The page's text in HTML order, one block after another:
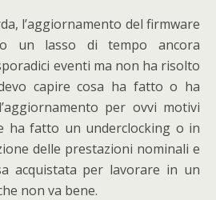
l’aggiornamento del firmware
un lasso di tempo ancora
eventi ma non ha risolto
capire cosa ha fatto o ha
per ovvi motivi
ha fatto un underclocking o in
delle prestazioni nominali e
acquistata per lavorare in un
non va bene.